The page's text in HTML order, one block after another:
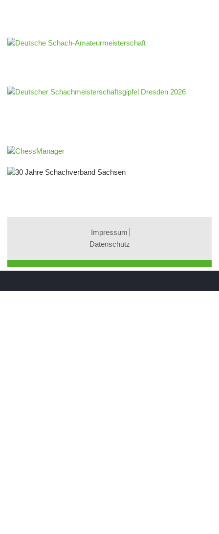
Impressum
Datenschutz